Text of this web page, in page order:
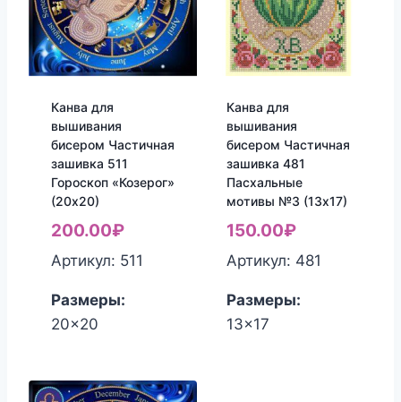
Канва для
вышивания
бисером Частичная
зашивка 511
Гороскоп «Козерог»
(20х20)
200.00₽
Артикул: 511
Размеры:
20x20
Канва для
вышивания
бисером Частичная
зашивка 481
Пасхальные
мотивы №3 (13х17)
150.00₽
Артикул: 481
Размеры:
13x17